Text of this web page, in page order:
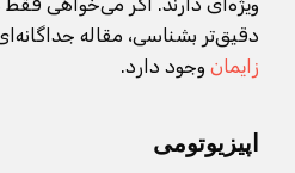
دقیق‌تر بشناسی، مقاله
زایمان وجود دارد.
اپیزیوتومی